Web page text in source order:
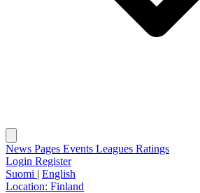
News Pages Events Leagues Ratings
Login Register
Suomi | English
Location: Finland